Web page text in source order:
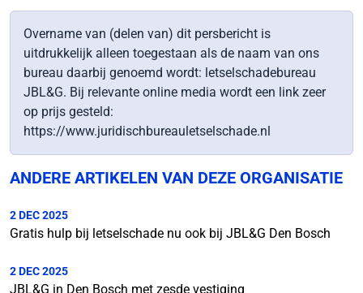
Overname van (delen van) dit persbericht is
uitdrukkelijk alleen toegestaan als de naam van ons
bureau daarbij genoemd wordt: letselschadebureau
JBL&G. Bij relevante online media wordt een link zeer
op prijs gesteld:
https://www.juridischbureauletselschade.nl
ANDERE ARTIKELEN VAN DEZE ORGANISATIE
2 DEC 2025
Gratis hulp bij letselschade nu ook bij JBL&G Den Bosch
2 DEC 2025
JBL&G in Den Bosch met zesde vestiging